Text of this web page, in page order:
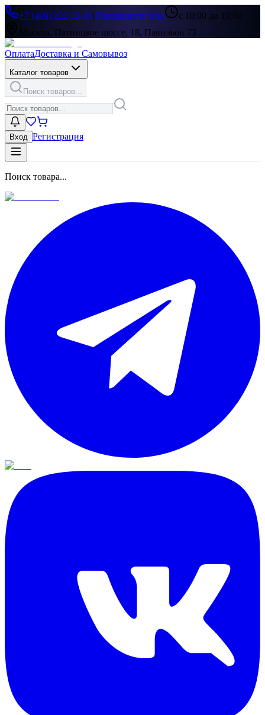
+7 (499) 322-33-86|Перезвоните мне
с 10:00 до 19:00
Москва, Пятницкое шоссе, 18, Павильон 73
ОплатаДоставка и Самовывоз
Каталог товаров
Поиск товаров...
Вход Регистрация
Поиск товара...